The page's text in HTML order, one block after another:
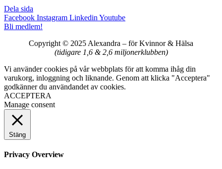
Dela sida
Facebook Instagram Linkedin Youtube
Bli medlem!
Copyright © 2025 Alexandra – för Kvinnor & Hälsa
(tidigare 1,6 & 2,6 miljonerklubben)
Vi använder cookies på vår webbplats för att komma ihåg din
varukorg, inloggning och liknande. Genom att klicka "Acceptera"
godkänner du användandet av cookies.
ACCEPTERA
Manage consent
Stäng
Privacy Overview